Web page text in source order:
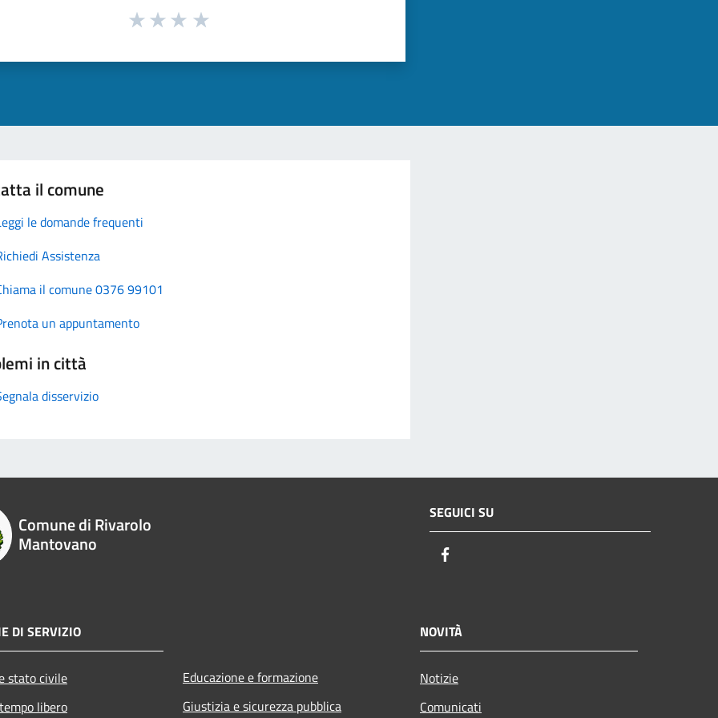
il comune
le domande frequenti
Assistenza
il comune 0376 99101
un appuntamento
in città
disservizio
Comune di Rivarolo
Mantovano
SEGUICI SU
DI SERVIZIO
stato civile
libero
Educazione e formazione
Giustizia e sicurezza pubblica
NOVITÀ
Notizie
Comunicati